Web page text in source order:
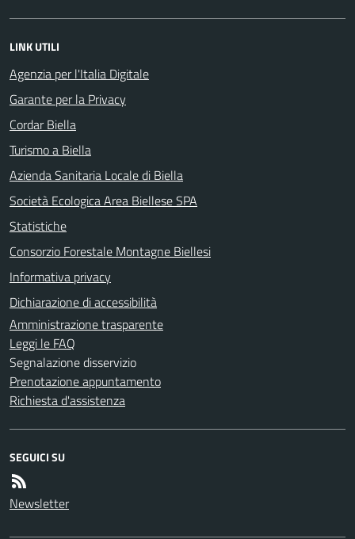
LINK UTILI
Agenzia per l'Italia Digitale
Garante per la Privacy
Cordar Biella
Turismo a Biella
Azienda Sanitaria Locale di Biella
Società Ecologica Area Biellese SPA
Statistiche
Consorzio Forestale Montagne Biellesi
Informativa privacy
Dichiarazione di accessibilità
Amministrazione trasparente
Leggi le FAQ
Segnalazione disservizio
Prenotazione appuntamento
Richiesta d'assistenza
SEGUICI SU
Newsletter